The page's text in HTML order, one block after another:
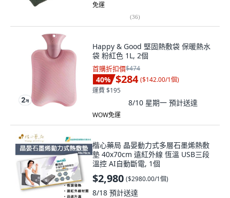
免運
(36)
Happy & Good 堅固熱敷袋 保暖熱水
袋 粉紅色 1L, 2個
首購折扣價$474
40% $284 ($142.00/1個)
運費 $195
8/10 星期一 預計送達
WOW免運
楷心藥局 晶晏動力式多層石墨烯熱敷
墊 40x70cm 遠紅外線 恆溫 USB三段
溫控 AI自動斷電, 1個
$2,980 ($2980.00/1個)
8/18 預計送達